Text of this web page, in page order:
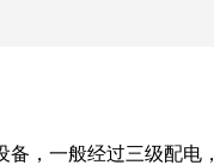
，一般经过三级配